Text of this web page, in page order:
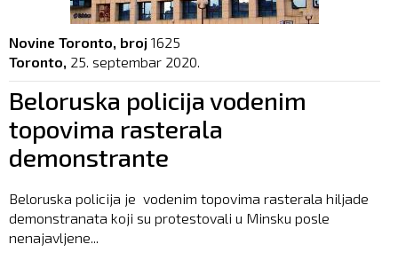
Novine Toronto, broj 1625
Toronto, 25. septembar 2020.
Beloruska policija vodenim
topovima rasterala
demonstrante
Beloruska policija je vodenim topovima rasterala hiljade
demonstranata koji su protestovali u Minsku posle
nenajavljene...